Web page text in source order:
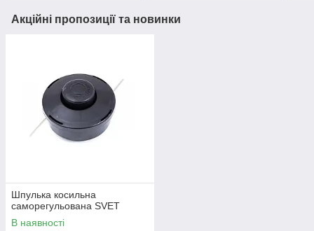
Акційні пропозиції та новинки
Шпулька косильна
саморегульована SVET
В наявності